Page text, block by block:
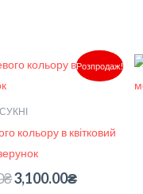
Розпродаж!
СУКНІ
кольору в квітковий
₴
Оригінальна
ціна:
3,100.00₴
Поточна
ціна:
3,100.00₴.